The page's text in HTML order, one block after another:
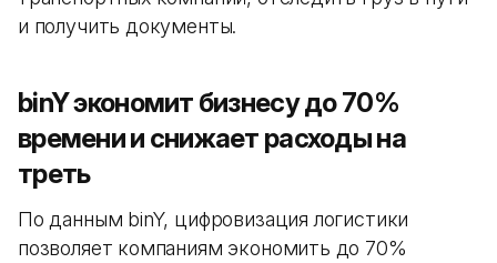
и получить документы.
binY экономит бизнесу до 70%
времени и снижает расходы на
треть
По данным binY, цифровизация логистики
позволяет компаниям экономить до 70%